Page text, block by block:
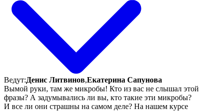
Ведут:Денис Литвинов,Екатерина Сапунова
Вымой руки, там же микробы! Кто из вас не слышал этой
фразы? А задумывались ли вы, кто такие эти микробы?
И все ли они страшны на самом деле? На нашем курсе